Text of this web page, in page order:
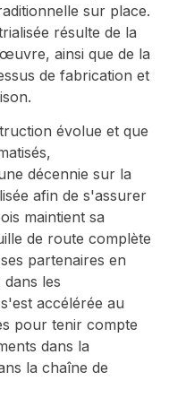
sur place.
résulte de la
ainsi que de la
de fabrication et
évolue et que
décennie sur la
afin de s'assurer
maintient sa
de route complète
partenaires en
les
accélérée au
pour tenir compte
dans la
la chaîne de